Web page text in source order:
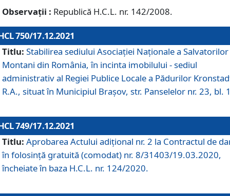
Observații : Republică H.C.L. nr. 142/2008.
750/17.12.2021
Titlu: Stabilirea sediului Asociației Naționale a Salvatorilor
Montani din România, în incinta imobilului - sediul
administrativ al Regiei Publice Locale a Pădurilor
R.A., situat în Municipiul Braşov, str. Panselelor nr. 23, bl.
749/17.12.2021
Titlu: Aprobarea Actului adițional nr. 2 la Contractul de
în folosință gratuită (comodat) nr. 8/31403/19.03.2020,
încheiate în baza H.C.L. nr. 124/2020.